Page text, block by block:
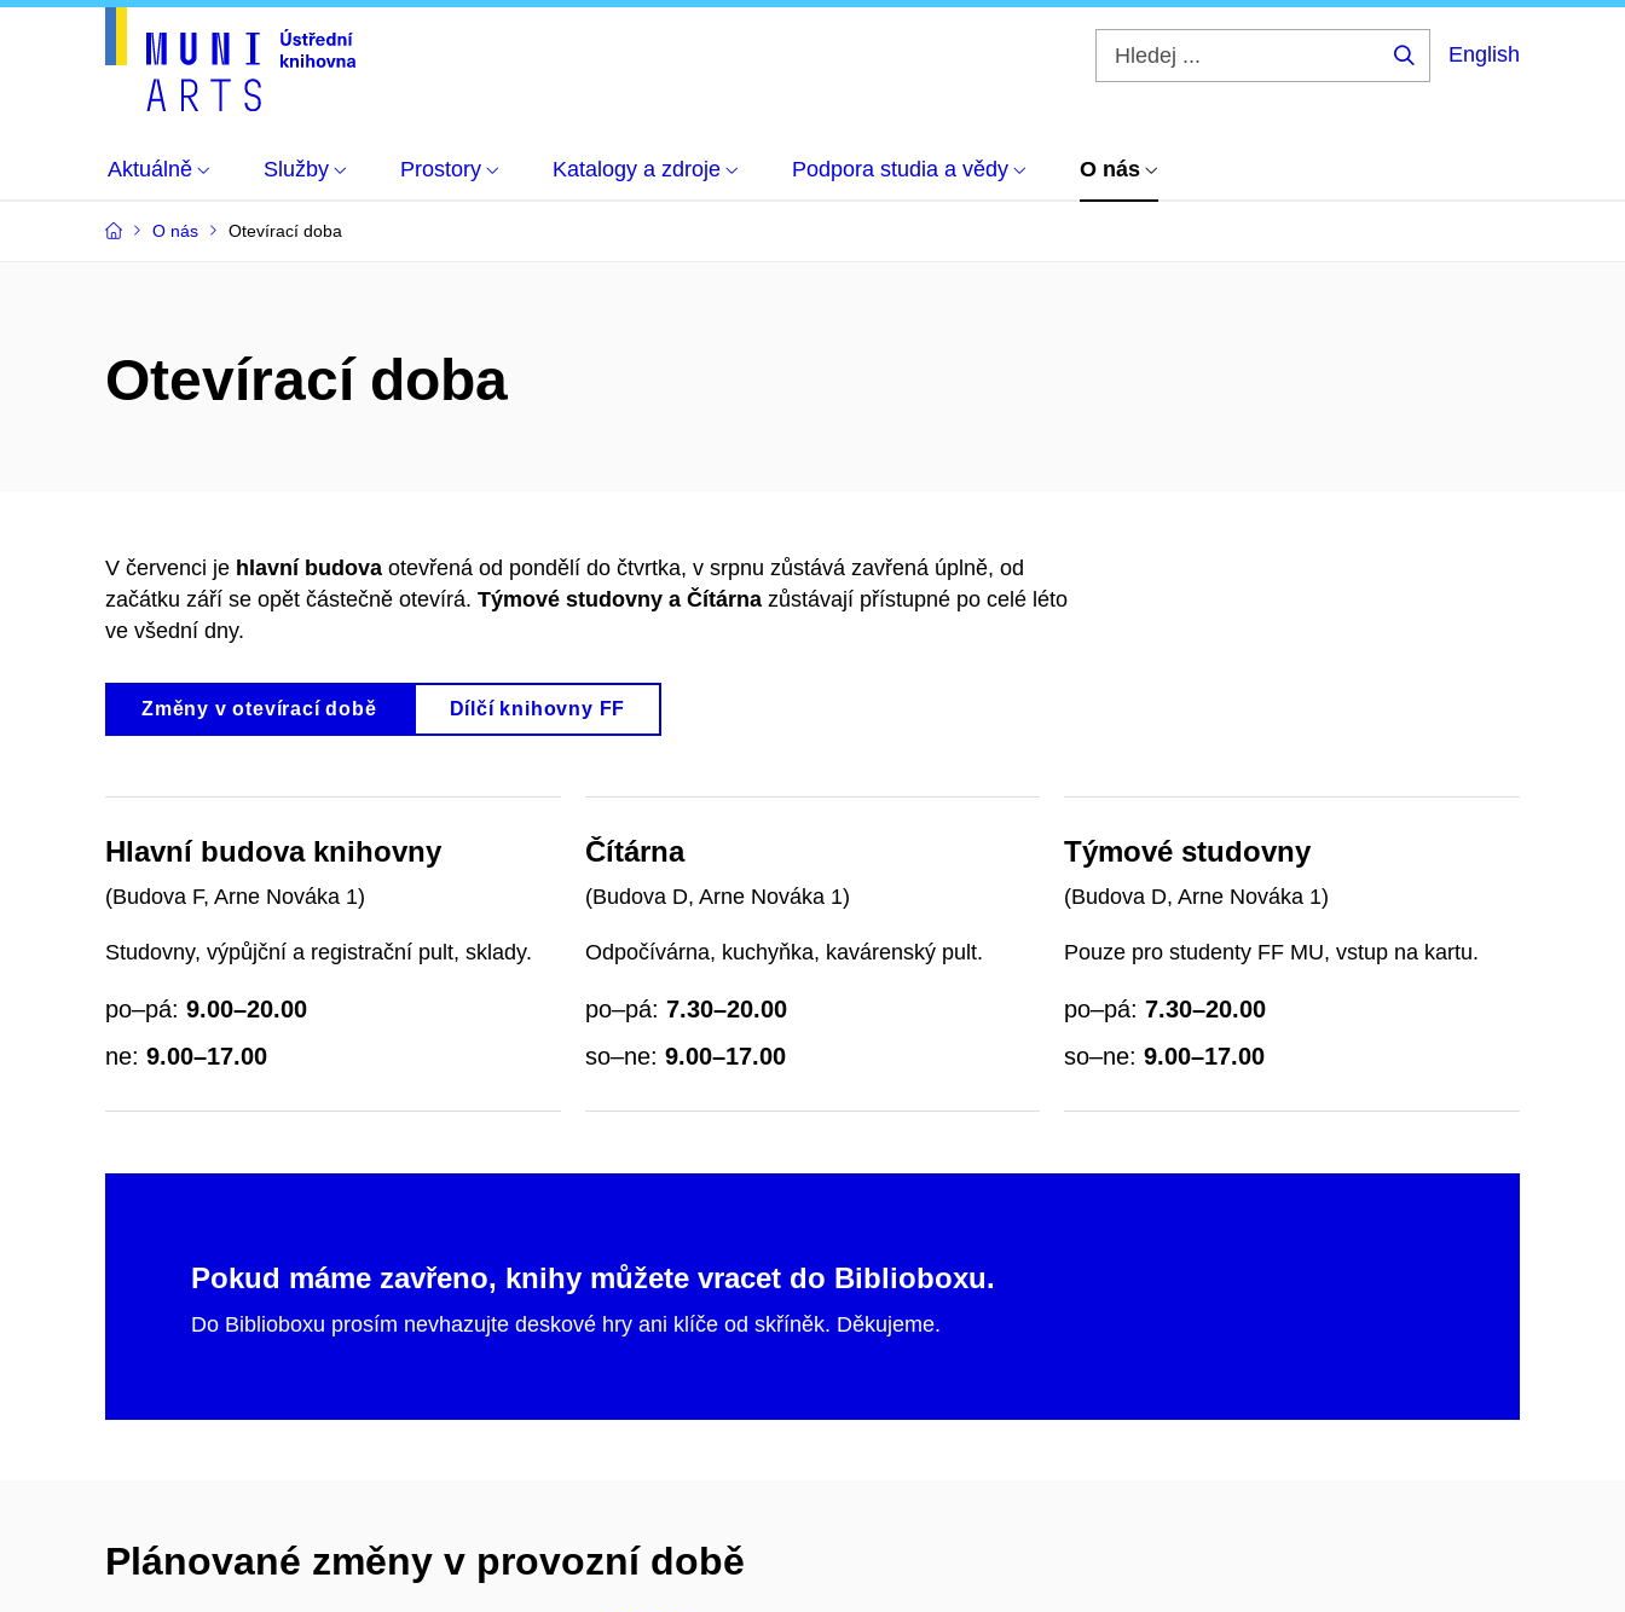
English
Aktuálně Služby Prostory Katalogy a zdroje Podpora studia a vědy O nás
O nás Otevírací doba
Otevírací doba
V červenci je hlavní budova otevřená od pondělí do čtvrtka, v srpnu zůstává zavřená úplně, od
začátku září se opět částečně otevírá. Týmové studovny a Čítárna zůstávají přístupné po celé léto
ve všední dny.
Změny v otevírací době Dílčí knihovny FF
Hlavní budova knihovny
(Budova F, Arne Nováka 1)
Studovny, výpůjční a registrační pult, sklady.
po–pá: 9.00–20.00
ne: 9.00–17.00
Čítárna
(Budova D, Arne Nováka 1)
Odpočívárna, kuchyňka, kavárenský pult.
po–pá: 7.30–20.00
so–ne: 9.00–17.00
Týmové studovny
(Budova D, Arne Nováka 1)
Pouze pro studenty FF MU, vstup na kartu.
po–pá:7.30–20.00
so–ne:9.00–17.00
Pokud máme zavřeno, knihy můžete vracet do Biblioboxu.
Do Biblioboxu prosím nevhazujte deskové hry ani klíče od skříněk. Děkujeme.
Plánované změny v provozní době